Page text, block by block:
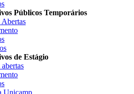
Públicos Temporários
Abertas
de Estágio